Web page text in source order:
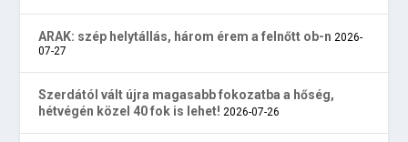
ARAK: szép helytállás, három érem a felnőtt ob-n 2026-
07-27
Szerdától vált újra magasabb fokozatba a hőség,
hétvégén közel 40 fok is lehet! 2026-07-26